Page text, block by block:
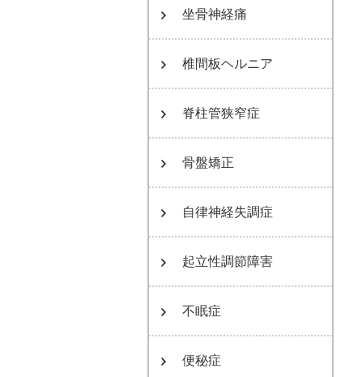
坐骨神経痛
椎間板ヘルニア
脊柱管狭窄症
骨盤矯正
自律神経失調症
起立性調節障害
不眠症
便秘症